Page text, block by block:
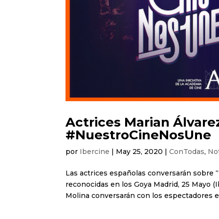
Actrices Marian
#NuestroCineNosUne
por Ibercine May 25, 2020 |ConTodas,
Las actrices españolas conversarán sobre
reconocidas en los Goya Madrid, 25 Mayo
Molina conversarán con los espectadores